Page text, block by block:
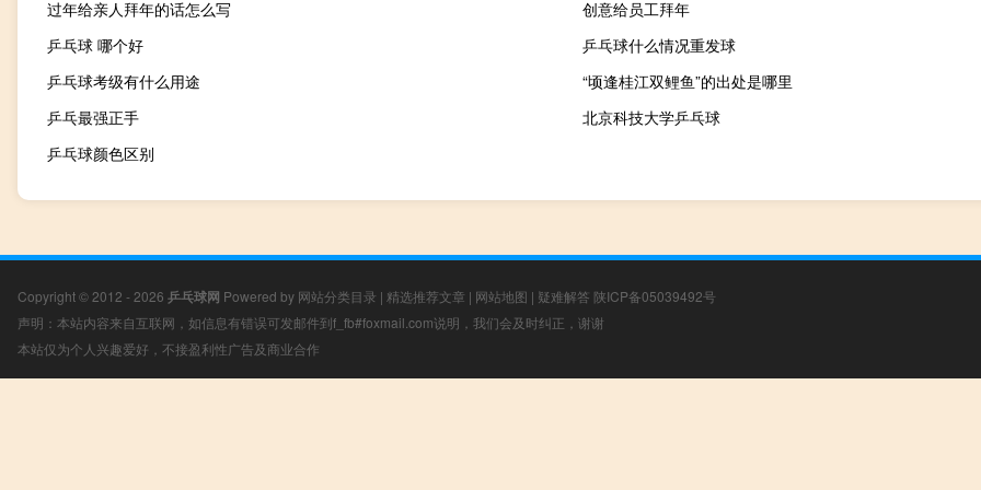
过年给亲人拜年的话怎么写
创意给员工拜年
乒乓球 哪个好
乒乓球什么情况重发球
乒乓球考级有什么用途
“顷逢桂江双鲤鱼”的出处是哪里
乒乓最强正手
北京科技大学乒乓球
乒乓球颜色区别
Copyright © 2012 - 2026 乒乓球网 Powered by 网站分类目录 | 精选推荐文章 | 网站地图 | 疑难解答 陕ICP备05039492号
声明：本站内容来自互联网，如信息有错误可发邮件到f_fb#foxmail.com说明，我们会及时纠正，谢谢
本站仅为个人兴趣爱好，不接盈利性广告及商业合作